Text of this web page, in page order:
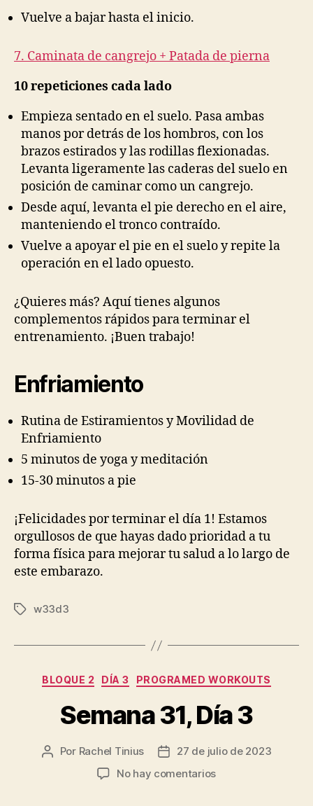
Vuelve a bajar hasta el inicio.
7. Caminata de cangrejo + Patada de pierna
10 repeticiones cada lado
Empieza sentado en el suelo. Pasa ambas
manos por detrás de los hombros, con los
brazos estirados y las rodillas flexionadas.
Levanta ligeramente las caderas del suelo en
posición de caminar como un cangrejo.
Desde aquí, levanta el pie derecho en el aire,
manteniendo el tronco contraído.
Vuelve a apoyar el pie en el suelo y repite la
operación en el lado opuesto.
¿Quieres más? Aquí tienes algunos
complementos rápidos para terminar el
entrenamiento. ¡Buen trabajo!
Enfriamiento
Rutina de Estiramientos y Movilidad de
Enfriamiento
5 minutos de yoga y meditación
15-30 minutos a pie
¡Felicidades por terminar el día 1! Estamos
orgullosos de que hayas dado prioridad a tu
forma física para mejorar tu salud a lo largo de
este embarazo.
Etiquetas
w33d3
Categorías
BLOQUE 2 DÍA 3 PROGRAMED WORKOUTS
Semana 31, Día 3
Autor
Por Rachel Tinius
Fecha27 de julio de 2023
No hay comentariosen